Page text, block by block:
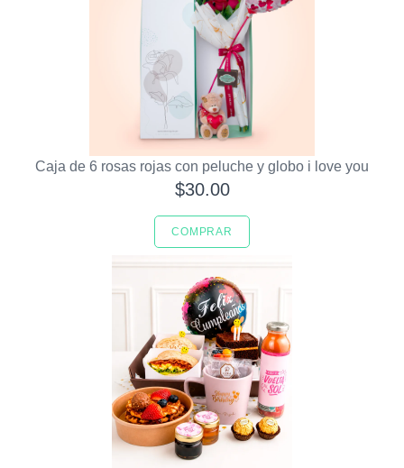
Caja de 6 rosas rojas con peluche y globo i love you
$30.00
COMPRAR